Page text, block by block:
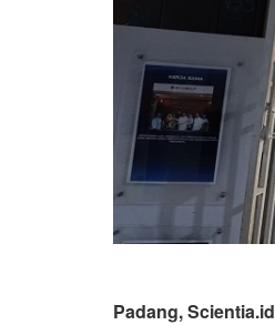
Padang, Scientia.id